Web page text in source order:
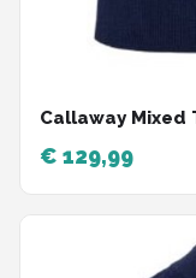
Callaway Mixed
€ 129,99